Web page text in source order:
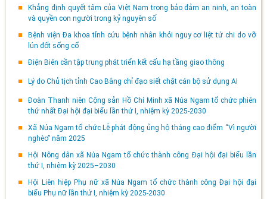
Khẳng định quyết tâm của Việt Nam trong bảo đảm an ninh, an toàn
và quyền con người trong kỷ nguyên số
Bệnh viện Đa khoa tỉnh cứu bệnh nhân khỏi nguy cơ liệt tứ chi do vỡ
lún đốt sống cổ
Điện Biên cần tập trung phát triển kết cấu hạ tầng giao thông
Lý do Chủ tịch tỉnh Cao Bằng chỉ đạo siết chặt cán bộ sử dụng AI
Đoàn Thanh niên Cộng sản Hồ Chí Minh xã Núa Ngam tổ chức phiên
thứ nhất Đại hội đại biểu lần thứ I, nhiệm kỳ 2025-2030
Xã Núa Ngam tổ chức Lễ phát động ủng hộ tháng cao điểm “Vì người
nghèo” năm 2025
Hội Nông dân xã Núa Ngam tổ chức thành công Đại hội đại biểu lần
thứ I, nhiệm kỳ 2025–2030
Hội Liên hiệp Phụ nữ xã Núa Ngam tổ chức thành công Đại hội đại
biểu Phụ nữ lần thứ I, nhiệm kỳ 2025-2030